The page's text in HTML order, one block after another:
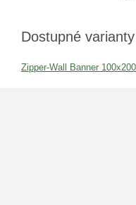
Dostupné
Zipper-Wall Banner